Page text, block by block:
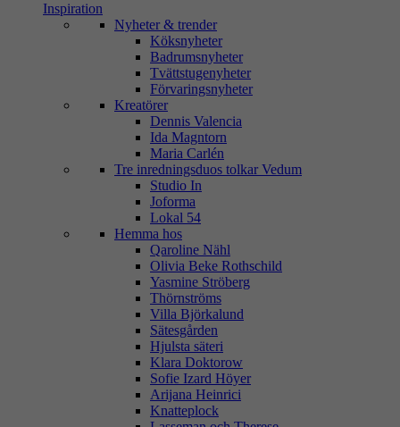
Inspiration
Nyheter & trender
Köksnyheter
Badrumsnyheter
Tvättstugenyheter
Förvaringsnyheter
Kreatörer
Dennis Valencia
Ida Magntorn
Maria Carlén
Tre inredningsduos tolkar Vedum
Studio In
Joforma
Lokal 54
Hemma hos
Qaroline Nähl
Olivia Beke Rothschild
Yasmine Ströberg
Thörnströms
Villa Björkalund
Sätesgården
Hjulsta säteri
Klara Doktorow
Sofie Izard Höyer
Arijana Heinrici
Knatteplock